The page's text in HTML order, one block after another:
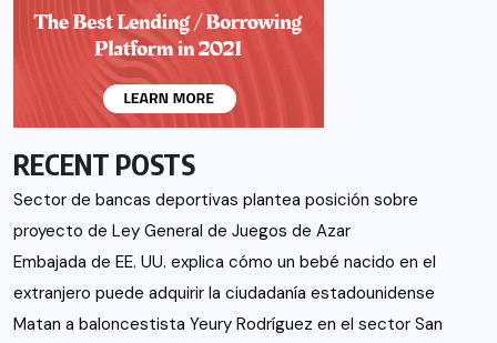
RECENT POSTS
Sector de bancas deportivas plantea posición sobre
proyecto de Ley General de Juegos de Azar
Embajada de EE. UU. explica cómo un bebé nacido en el
extranjero puede adquirir la ciudadanía estadounidense
Matan a baloncestista Yeury Rodríguez en el sector San